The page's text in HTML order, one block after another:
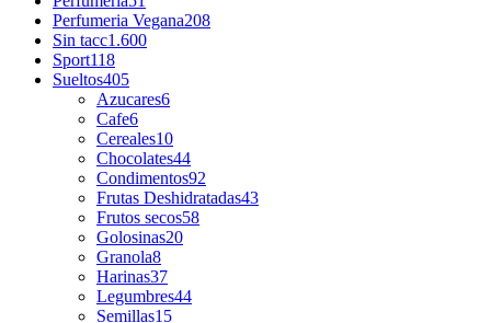
Perfumeria Vegana208
Sin tacc1.600
Sport118
Sueltos405
Azucares6
Cafe6
Cereales10
Chocolates44
Condimentos92
Frutas Deshidratadas43
Frutos secos58
Golosinas20
Granola8
Harinas37
Legumbres44
Semillas15